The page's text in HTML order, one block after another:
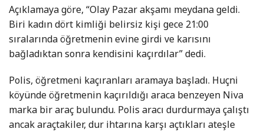
Açıklamaya göre, “Olay Pazar akşamı meydana geldi.
Biri kadın dört kimliği belirsiz kişi gece 21:00
sıralarında öğretmenin evine girdi ve karısını
bağladıktan sonra kendisini kaçırdılar” dedi.
Polis, öğretmeni kaçıranları aramaya başladı. Huçni
köyünde öğretmenin kaçırıldığı araca benzeyen Niva
marka bir araç bulundu. Polis aracı durdurmaya çalıştı
ancak araçtakiler, dur ihtarına karşı açtıkları ateşle